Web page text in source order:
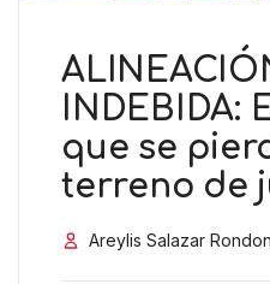
INDEBIDA:
que se
terreno de
Areylis Salazar Rondon